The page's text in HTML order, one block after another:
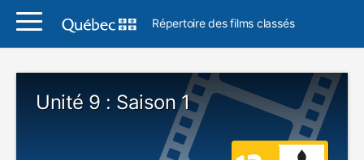
Répertoire des films classés
Unité 9 : Saison 1